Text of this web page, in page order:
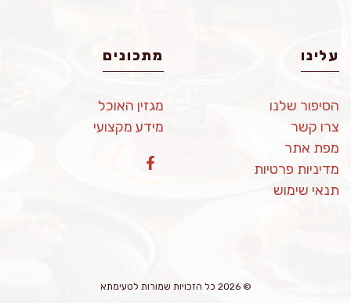
עלינו
הסיפור שלנו
צרו קשר
מפת אתר
מדיניות פרטיות
תנאי שימוש
מתכונים
מגזין האוכל
מידע מקצועי
© 2026 כל הזכויות שמורות לטעימתא